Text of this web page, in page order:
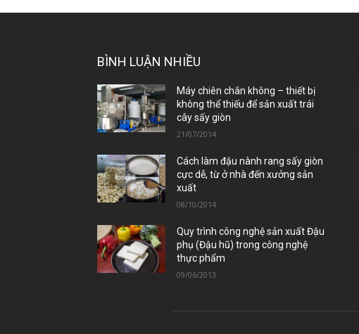
BÌNH LUẬN NHIỀU
Máy chiên chân không – thiết bị
không thể thiếu để sản xuất trái
cây sấy giòn
21/07/2014
Cách làm đậu nành rang sấy giòn
cực dễ, từ ở nhà đến xưởng sản
xuất
08/10/2014
Quy trình công nghệ sản xuất Đậu
phụ (Đậu hũ) trong công nghệ
thực phẩm
09/06/2013